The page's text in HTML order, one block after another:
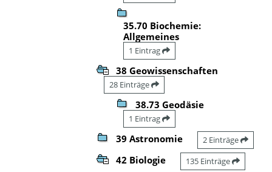
35.70 Biochemie:
Allgemeines
1 Eintrag
38 Geowissenschaften
28 Einträge
38.73 Geodäsie
1 Eintrag
39 Astronomie 2 Einträge
42 Biologie 135 Einträge